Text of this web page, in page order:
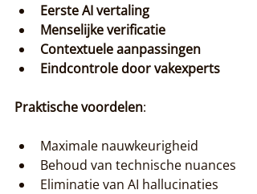
Eerste AI vertaling
Menselijke verificatie
Contextuele aanpassingen
Eindcontrole door vakexperts
Praktische voordelen:
Maximale nauwkeurigheid
Behoud van technische nuances
Eliminatie van AI hallucinaties